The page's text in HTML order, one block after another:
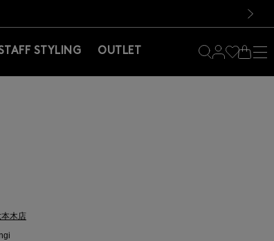
は会員登録を！
は会員登録を！
STYLING OUTLET
木店